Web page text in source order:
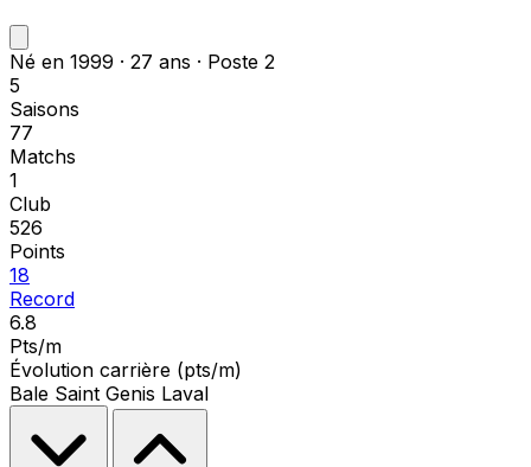
Né en 1999 · 27 ans · Poste 2
5
Saisons
77
Matchs
1
Club
526
Points
18
Record
6.8
Pts/m
Évolution carrière (pts/m)
Bale Saint Genis Laval